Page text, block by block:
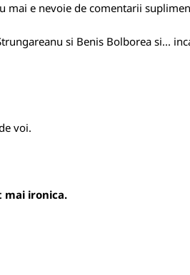
mai e nevoie de comentarii
si Benis Bolborea si...
voi.
mai ironica.